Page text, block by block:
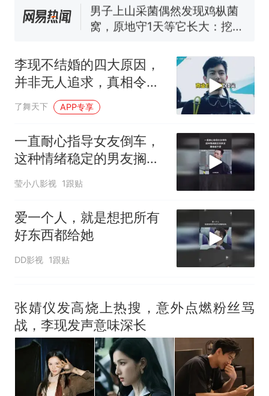
协会回应
男子上山采菌偶然发现鸡枞菌
窝，原地守1天等它长大：挖了
回大海 目击者直呼震惊 （视频
来源：参考消息）
笔试第一被第二名传话劝弃考
官方通报
热
那个在床头放菜刀的女孩，
人生
李现不结婚的四大原因，
并非无人追求，真相令人
意外
了舞天下 APP专享
一直耐心指导女友倒车，
这种情绪稳定的男友搁谁
谁不爱
莹小八影视 1跟贴
爱一个人，就是想把所有
好东西都给她
DD影视 1跟贴
张婧仪发高烧上热搜，意外点燃粉丝骂
战，李现发声意味深长